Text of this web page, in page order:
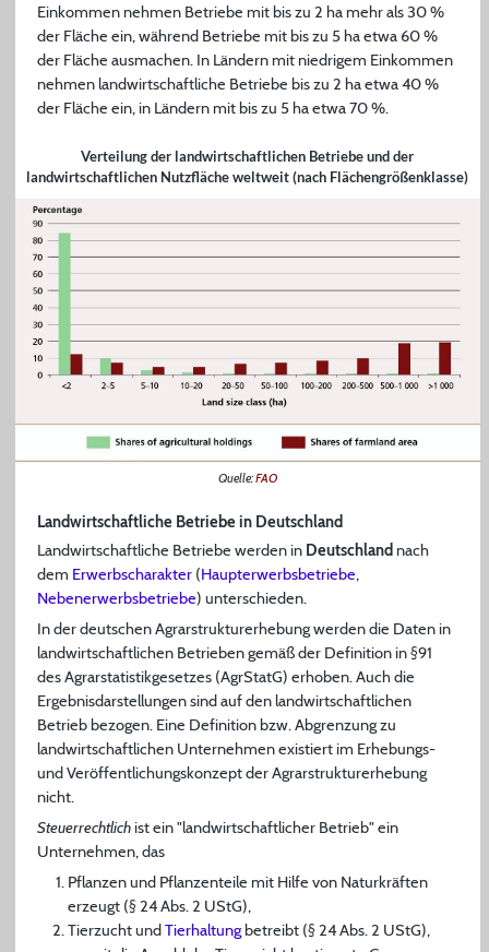
Einkommen nehmen Betriebe mit bis zu 2 ha mehr als 30 %
der Fläche ein, während Betriebe mit bis zu 5 ha etwa 60 %
der Fläche ausmachen. In Ländern mit niedrigem Einkommen
nehmen landwirtschaftliche Betriebe bis zu 2 ha etwa 40 %
der Fläche ein, in Ländern mit bis zu 5 ha etwa 70 %.
Verteilung der landwirtschaftlichen Betriebe und der
landwirtschaftlichen Nutzfläche weltweit (nach Flächengrößenklasse)
Quelle:FAO
Landwirtschaftliche Betriebe in Deutschland
Landwirtschaftliche Betriebe werden in Deutschland nach
dem Erwerbscharakter (Haupterwerbsbetriebe,
Nebenerwerbsbetriebe) unterschieden.
In der deutschen Agrarstrukturerhebung werden die Daten in
landwirtschaftlichen Betrieben gemäß der Definition in §91
des Agrarstatistikgesetzes (AgrStatG) erhoben. Auch die
Ergebnisdarstellungen sind auf den landwirtschaftlichen
Betrieb bezogen. Eine Definition bzw. Abgrenzung zu
landwirtschaftlichen Unternehmen existiert im Erhebungs-
und Veröffentlichungskonzept der Agrarstrukturerhebung
nicht.
Steuerrechtlichist ein "landwirtschaftlicher Betrieb" ein
Unternehmen, das
Pflanzen und Pflanzenteile mit Hilfe von Naturkräften
erzeugt (§ 24 Abs. 2 UStG),
Tierzucht undTierhaltungbetreibt (§ 24 Abs. 2 UStG),